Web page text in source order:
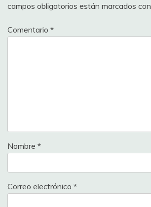
campos obligatorios están marcados con
Comentario *
Nombre *
Correo electrónico *